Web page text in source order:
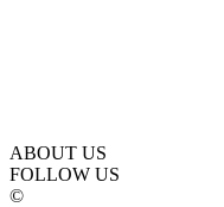
ABOUT US
FOLLOW US
©